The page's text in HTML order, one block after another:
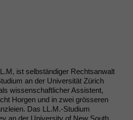
ist selbständiger Rechtsanwalt
an der Universität Zürich
wissenschaftlicher Assistent,
Horgen und in zwei grösseren
Das LL.M.-Studium